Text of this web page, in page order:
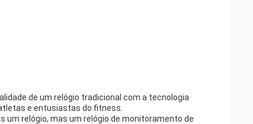
de um relógio tradicional com a tecnologia
e entusiastas do fitness.
um relógio, mas um relógio de monitoramento de